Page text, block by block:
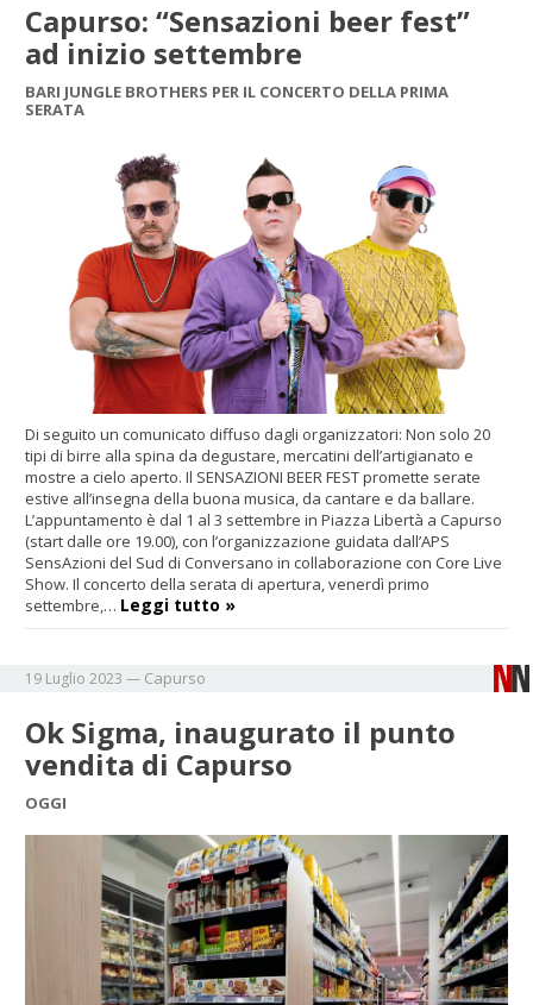
Capurso: “Sensazioni beer fest”
ad inizio settembre
BARI JUNGLE BROTHERS PER IL CONCERTO DELLA PRIMA
SERATA
Di seguito un comunicato diffuso dagli organizzatori: Non solo 20
tipi di birre alla spina da degustare, mercatini dell’artigianato e
mostre a cielo aperto. Il SENSAZIONI BEER FEST promette serate
estive all’insegna della buona musica, da cantare e da ballare.
L’appuntamento è dal 1 al 3 settembre in Piazza Libertà a Capurso
(start dalle ore 19.00), con l’organizzazione guidata dall’APS
SensAzioni del Sud di Conversano in collaborazione con Core Live
Show. Il concerto della serata di apertura, venerdì primo
settembre,… Leggi tutto »
19 Luglio 2023 — Capurso
Ok Sigma, inaugurato il punto
vendita di Capurso
OGGI